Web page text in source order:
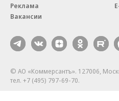
Реклама
Вакансии
© АО «Коммерсантъ». 127006,
тел. +7 (495) 797-69-70.